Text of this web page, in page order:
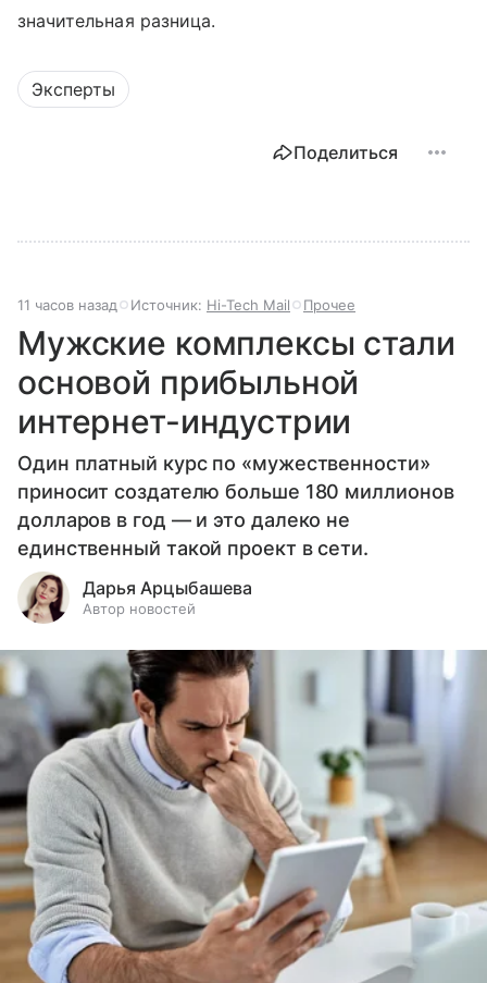
значительная разница.
Эксперты
Поделиться
11 часов назад Источник: Hi-Tech Mail Прочее
Мужские комплексы стали
основой прибыльной
интернет-индустрии
Один платный курс по «мужественности»
приносит создателю больше 180 миллионов
долларов в год — и это далеко не
единственный такой проект в сети.
Дарья Арцыбашева
Автор новостей